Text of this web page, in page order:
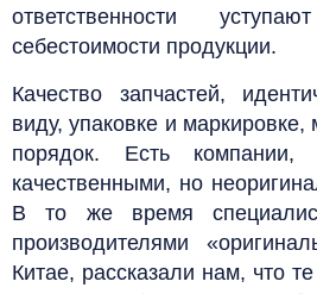
ответственности
себестоимости продукции.
Качество запчастей,
виду, упаковке и маркировке,
порядок. Есть компании,
качественными, но
В то же время
производителями
Китае, рассказали нам, что